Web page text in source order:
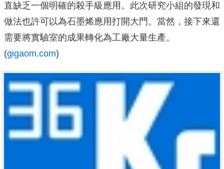
直缺乏一個明確的殺手級應用。此次研究小組的發現和
做法也許可以為石墨烯應用打開大門。當然，接下來還
需要將實驗室的成果轉化為工廠大量生產。
(gigaom.com)